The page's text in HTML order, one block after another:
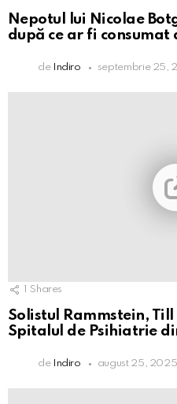
Nepotul lui Nicolae
după ce ar fi consumat
de Indiro septembrie 25,
Shares
Solistul Rammstein,
Spitalul de Psihiatrie
de Indiro august 25,